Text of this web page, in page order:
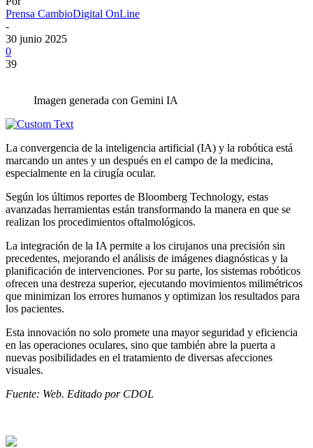
Prensa CambioDigital OnLine
-
30 junio 2025
0
39
Imagen generada con Gemini IA
La convergencia de la inteligencia artificial (IA) y la robótica está
marcando un antes y un después en el campo de la medicina,
especialmente en la cirugía ocular.
Según los últimos reportes de Bloomberg Technology, estas
avanzadas herramientas están transformando la manera en que se
realizan los procedimientos oftalmológicos.
La integración de la IA permite a los cirujanos una precisión sin
precedentes, mejorando el análisis de imágenes diagnósticas y la
planificación de intervenciones. Por su parte, los sistemas robóticos
ofrecen una destreza superior, ejecutando movimientos milimétricos
que minimizan los errores humanos y optimizan los resultados para
los pacientes.
Esta innovación no solo promete una mayor seguridad y eficiencia
en las operaciones oculares, sino que también abre la puerta a
nuevas posibilidades en el tratamiento de diversas afecciones
visuales.
Fuente: Web. Editado por CDOL